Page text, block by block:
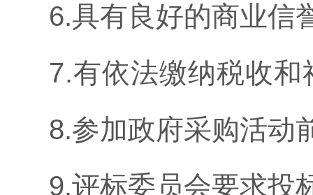
6.具有良好的商业信
7.有依法缴纳税收
8.参加政府采购活动
9.评标委员会要求投